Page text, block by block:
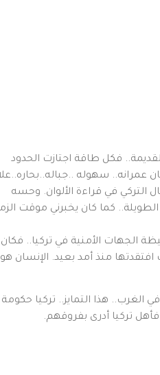
فكل طاقة اجتازت الحدود
سهوله
في قراءة الألوان. وحسه
كما كان يخبرني موقت
الجهات الأمنية في تركيا..
منذ أمد بعيد. الإنسان
هذا التمايز.. تركيا حكومة
تركيا أدرى بفروقهم.